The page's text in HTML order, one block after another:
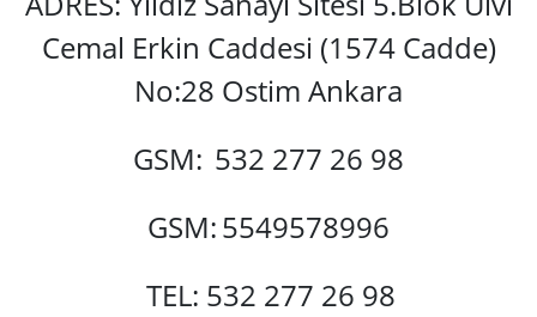
Cemal Erkin Caddesi (1574 Cadde)
No:28 Ostim Ankara
GSM: 532 277 26 98
GSM:5549578996
TEL: 532 277 26 98